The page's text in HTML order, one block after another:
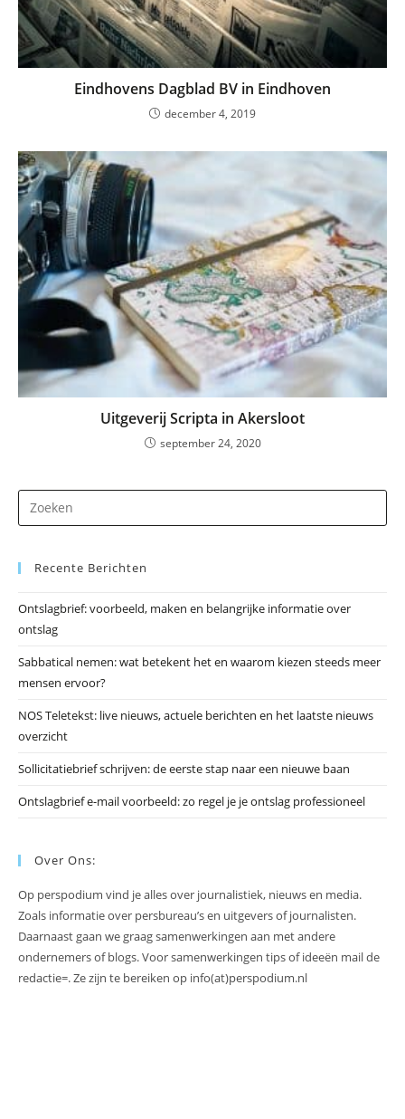
Eindhovens Dagblad BV in Eindhoven
december 4, 2019
Uitgeverij Scripta in Akersloot
september 24, 2020
op
Recente Berichten
Ontslagbrief: voorbeeld, maken en belangrijke informatie over
ontslag
Sabbatical nemen: wat betekent het en waarom kiezen steeds meer
mensen ervoor?
NOS Teletekst: live nieuws, actuele berichten en het laatste nieuws
overzicht
Sollicitatiebrief schrijven: de eerste stap naar een nieuwe baan
Ontslagbrief e-mail voorbeeld: zo regel je je ontslag professioneel
Over Ons:
Op perspodium vind je alles over journalistiek, nieuws en media.
Zoals informatie over persbureau’s en uitgevers of journalisten.
Daarnaast gaan we graag samenwerkingen aan met andere
ondernemers of blogs. Voor samenwerkingen tips of ideeën mail de
redactie=. Ze zijn te bereiken op info(at)perspodium.nl